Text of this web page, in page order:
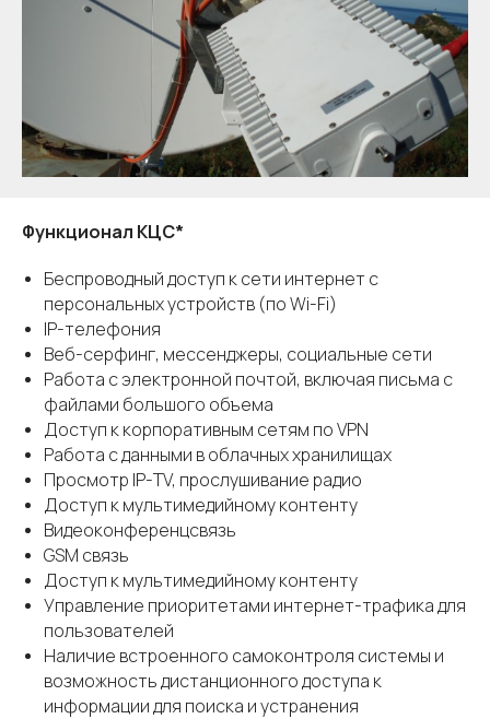
Функционал КЦС*
Беспроводный доступ к сети интернет с
персональных устройств (по Wi-Fi)
IP-телефония
Веб-серфинг, мессенджеры, социальные сети
Работа с электронной почтой, включая письма с
файлами большого объема
Доступ к корпоративным сетям по VPN
Работа с данными в облачных хранилищах
Просмотр IP-ТV, прослушивание радио
Доступ к мультимедийному контенту
Видеоконференцсвязь
GSM связь
Доступ к мультимедийному контенту
Управление приоритетами интернет-трафика для
пользователей
Наличие встроенного самоконтроля системы и
возможность дистанционного доступа к
информации для поиска и устранения